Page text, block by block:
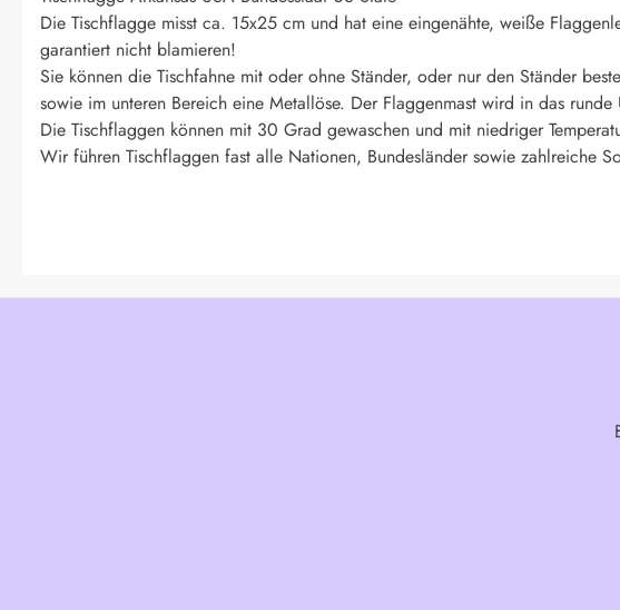
Die Tischflagge misst ca. 15x25 cm und hat eine eingenähte, weiße
garantiert nicht blamieren!
Sie können die Tischfahne mit oder ohne Ständer, oder nur den Ständer
sowie im unteren Bereich eine Metallöse. Der Flaggenmast wird in das runde
Die Tischflaggen können mit 30 Grad gewaschen und mit niedriger
Wir führen Tischflaggen fast alle Nationen, Bundesländer sowie